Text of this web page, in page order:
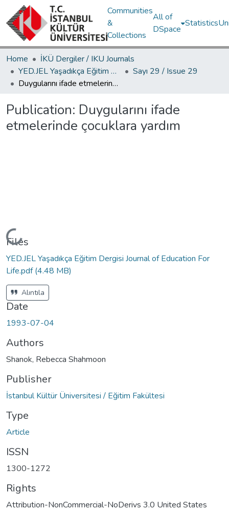
Communities
&
Collections
All of
DSpace
Statistics
Home
İKÜ Dergiler / IKU Journals
YED.JEL Yaşadıkça Eğitim Dergisi / Journal of Education For Life
Sayı 29 / Issue 29
Duygularını ifade etmelerinde çocuklara yardım
Publication: Duygularını ifade
etmelerinde çocuklara yardım
Loading...
Files
YED.JEL Yaşadıkça Eğitim Dergisi Journal of Education For
Life.pdf(4.48 MB)
Alıntıla
Date
1993-07-04
Authors
Shanok, Rebecca Shahmoon
Publisher
İstanbul Kültür Üniversitesi / Eğitim Fakültesi
Type
Article
ISSN
1300-1272
Rights
Attribution-NonCommercial-NoDerivs 3.0 United States